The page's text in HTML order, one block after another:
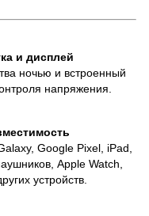
и дисплей
ночью и встроенный
напряжения.
Google Pixel, iPad,
Apple Watch,
устройств.